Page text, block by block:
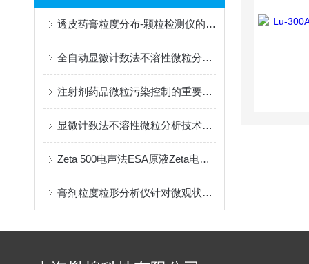
透皮药膏粒度分布-颗粒检测仪的产品特点科普
全自动显微计数法不溶性微粒分析仪再创新点
注射剂药品微粒污染控制的重要性及检测方法介绍
显微计数法不溶性微粒分析技术：从PDG《Q-09》通则到实践应用
Zeta 500电声法ESA原液Zeta电位分析仪测定的溶液要求
膏剂粒度粒形分析仪针对微观状态和粒径测定方法